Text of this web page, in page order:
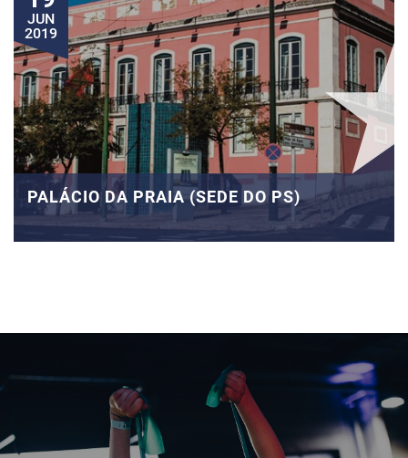
JUN
2019
PALÁCIO DA PRAIA (SEDE DO PS)